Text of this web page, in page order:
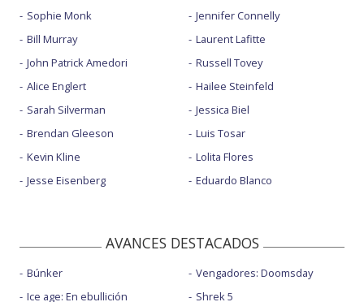
Sophie Monk
Bill Murray
John Patrick Amedori
Alice Englert
Sarah Silverman
Brendan Gleeson
Kevin Kline
Jesse Eisenberg
Jennifer Connelly
Laurent Lafitte
Russell Tovey
Hailee Steinfeld
Jessica Biel
Luis Tosar
Lolita Flores
Eduardo Blanco
AVANCES DESTACADOS
Búnker
Ice age: En ebullición
Vengadores: Doomsday
Shrek 5